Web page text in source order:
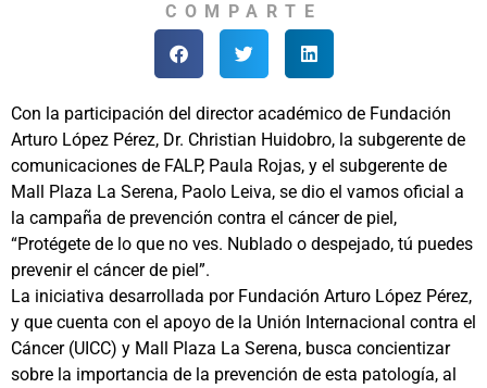
COMPARTE
Con la participación del director académico de Fundación
Arturo López Pérez, Dr. Christian Huidobro, la subgerente de
comunicaciones de FALP, Paula Rojas, y el subgerente de
Mall Plaza La Serena, Paolo Leiva, se dio el vamos oficial a
la campaña de prevención contra el cáncer de piel,
“Protégete de lo que no ves. Nublado o despejado, tú puedes
prevenir el cáncer de piel”.
La iniciativa desarrollada por Fundación Arturo López Pérez,
y que cuenta con el apoyo de la Unión Internacional contra el
Cáncer (UICC) y Mall Plaza La Serena, busca concientizar
sobre la importancia de la prevención de esta patología, al